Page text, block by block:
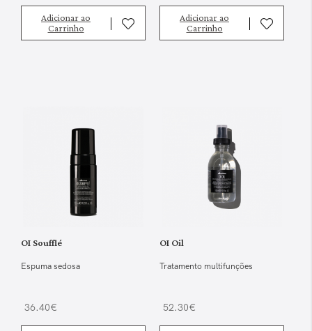
Adicionar ao
Carrinho
Adicionar ao
Carrinho
OI Soufflé
Espuma sedosa
36.40€
OI Oil
Tratamento multifunções
52.30€